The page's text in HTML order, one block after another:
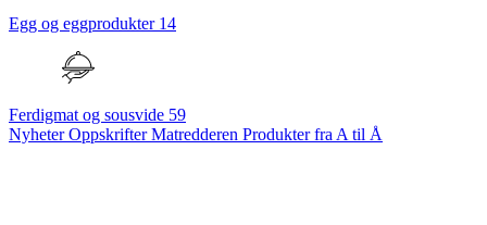
Egg og eggprodukter 14
Ferdigmat og sousvide 59
NyheterOppskrifterMatredderen Produkter fra A til Å